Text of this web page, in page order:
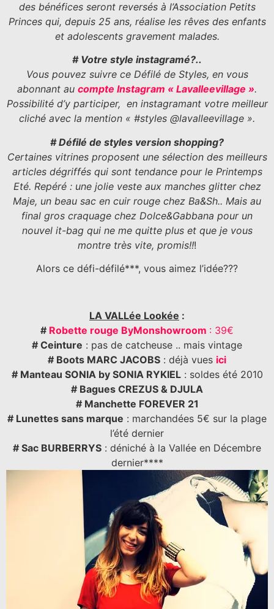
des bénéfices seront reversés à l’Association Petits
Princes qui, depuis 25 ans, réalise les rêves des enfants
et adolescents gravement malades.
# Votre style instagramé?..
Vous pouvez suivre ce Défilé de Styles, en vous
abonnant au compte Instagram « Lavalleevillage ».
Possibilité d’y participer, en instagramant votre meilleur
cliché avec la mention « #styles @lavalleevillage ».
# Défilé de styles version shopping?
Certaines vitrines proposent une sélection des meilleurs
articles dégriffés qui sont tendance pour le Printemps
Eté. Repéré : une jolie veste aux manches glitter chez
Maje, un beau sac en cuir rouge chez Ba&Sh.. Mais au
final gros craquage chez Dolce&Gabbana pour un
nouvel it-bag qui ne me quitte plus et que je vous
montre très vite, promis!!!
Alors ce défi-défilé***, vous aimez l’idée???
LA VALLée Lookée :
# Robette rouge ByMonshowroom : 39€
# Ceinture : pas de catcheuse .. mais vintage
# Boots MARC JACOBS : déjà vues ici
# Manteau SONIA by SONIA RYKIEL: soldes été 2010
# Bagues CREZUS & DJULA
# Manchette FOREVER 21
# Lunettes sans marque : marchandées 5€ sur la plage
l’été dernier
# Sac BURBERRYS : déniché à la Vallée en Décembre
dernier****